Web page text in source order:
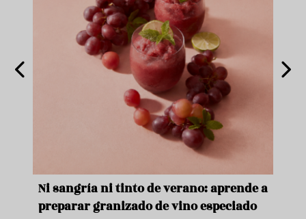
Ni sangría ni tinto de verano: aprende a
preparar granizado de vino especiado